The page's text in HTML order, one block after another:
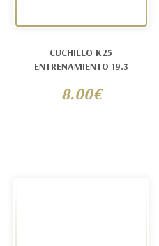
CUCHILLO K25
ENTRENAMIENTO 19.3
8.00€